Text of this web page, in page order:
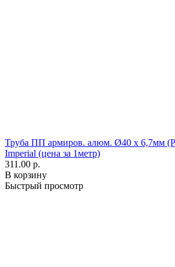
Труба ПП армиров. алюм. Ø40 х 6,7мм
Imperial (цена за 1метр)
311.00 р.
В корзину
Быстрый просмотр